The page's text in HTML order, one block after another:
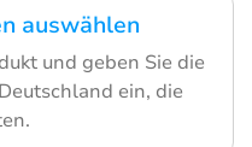
auswählen
und geben Sie die
ein, die